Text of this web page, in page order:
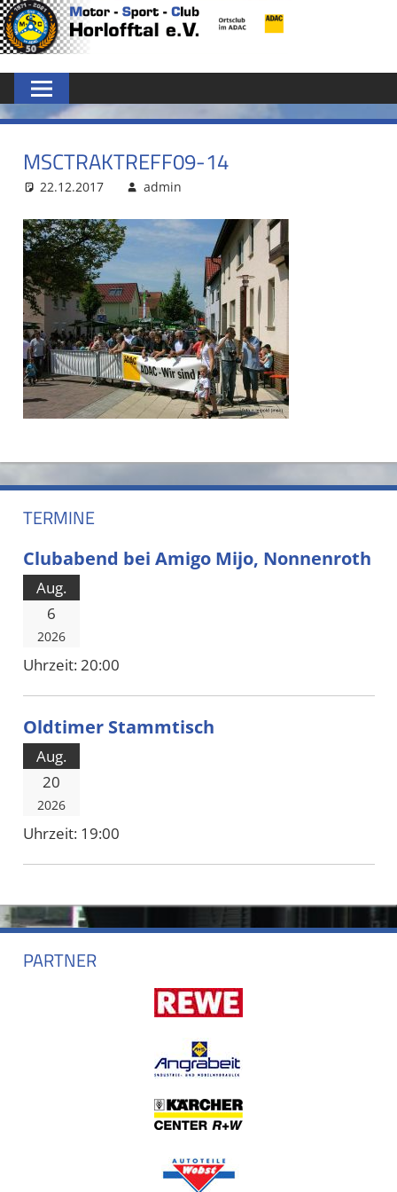
Zum
Inhalt
MSC
HORLOFFTAL
E.V.
MSCTRAKTREFF09-14
22.12.2017 admin
TERMINE
Clubabend bei Amigo Mijo, Nonnenroth
Aug.
6
2026
Uhrzeit: 20:00
Oldtimer Stammtisch
Aug.
20
2026
Uhrzeit: 19:00
PARTNER